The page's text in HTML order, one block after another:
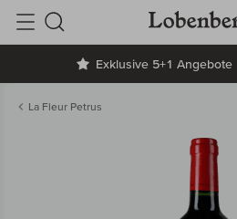
Exklusive 5+1 Angebote
Suche
La Fleur Petrus